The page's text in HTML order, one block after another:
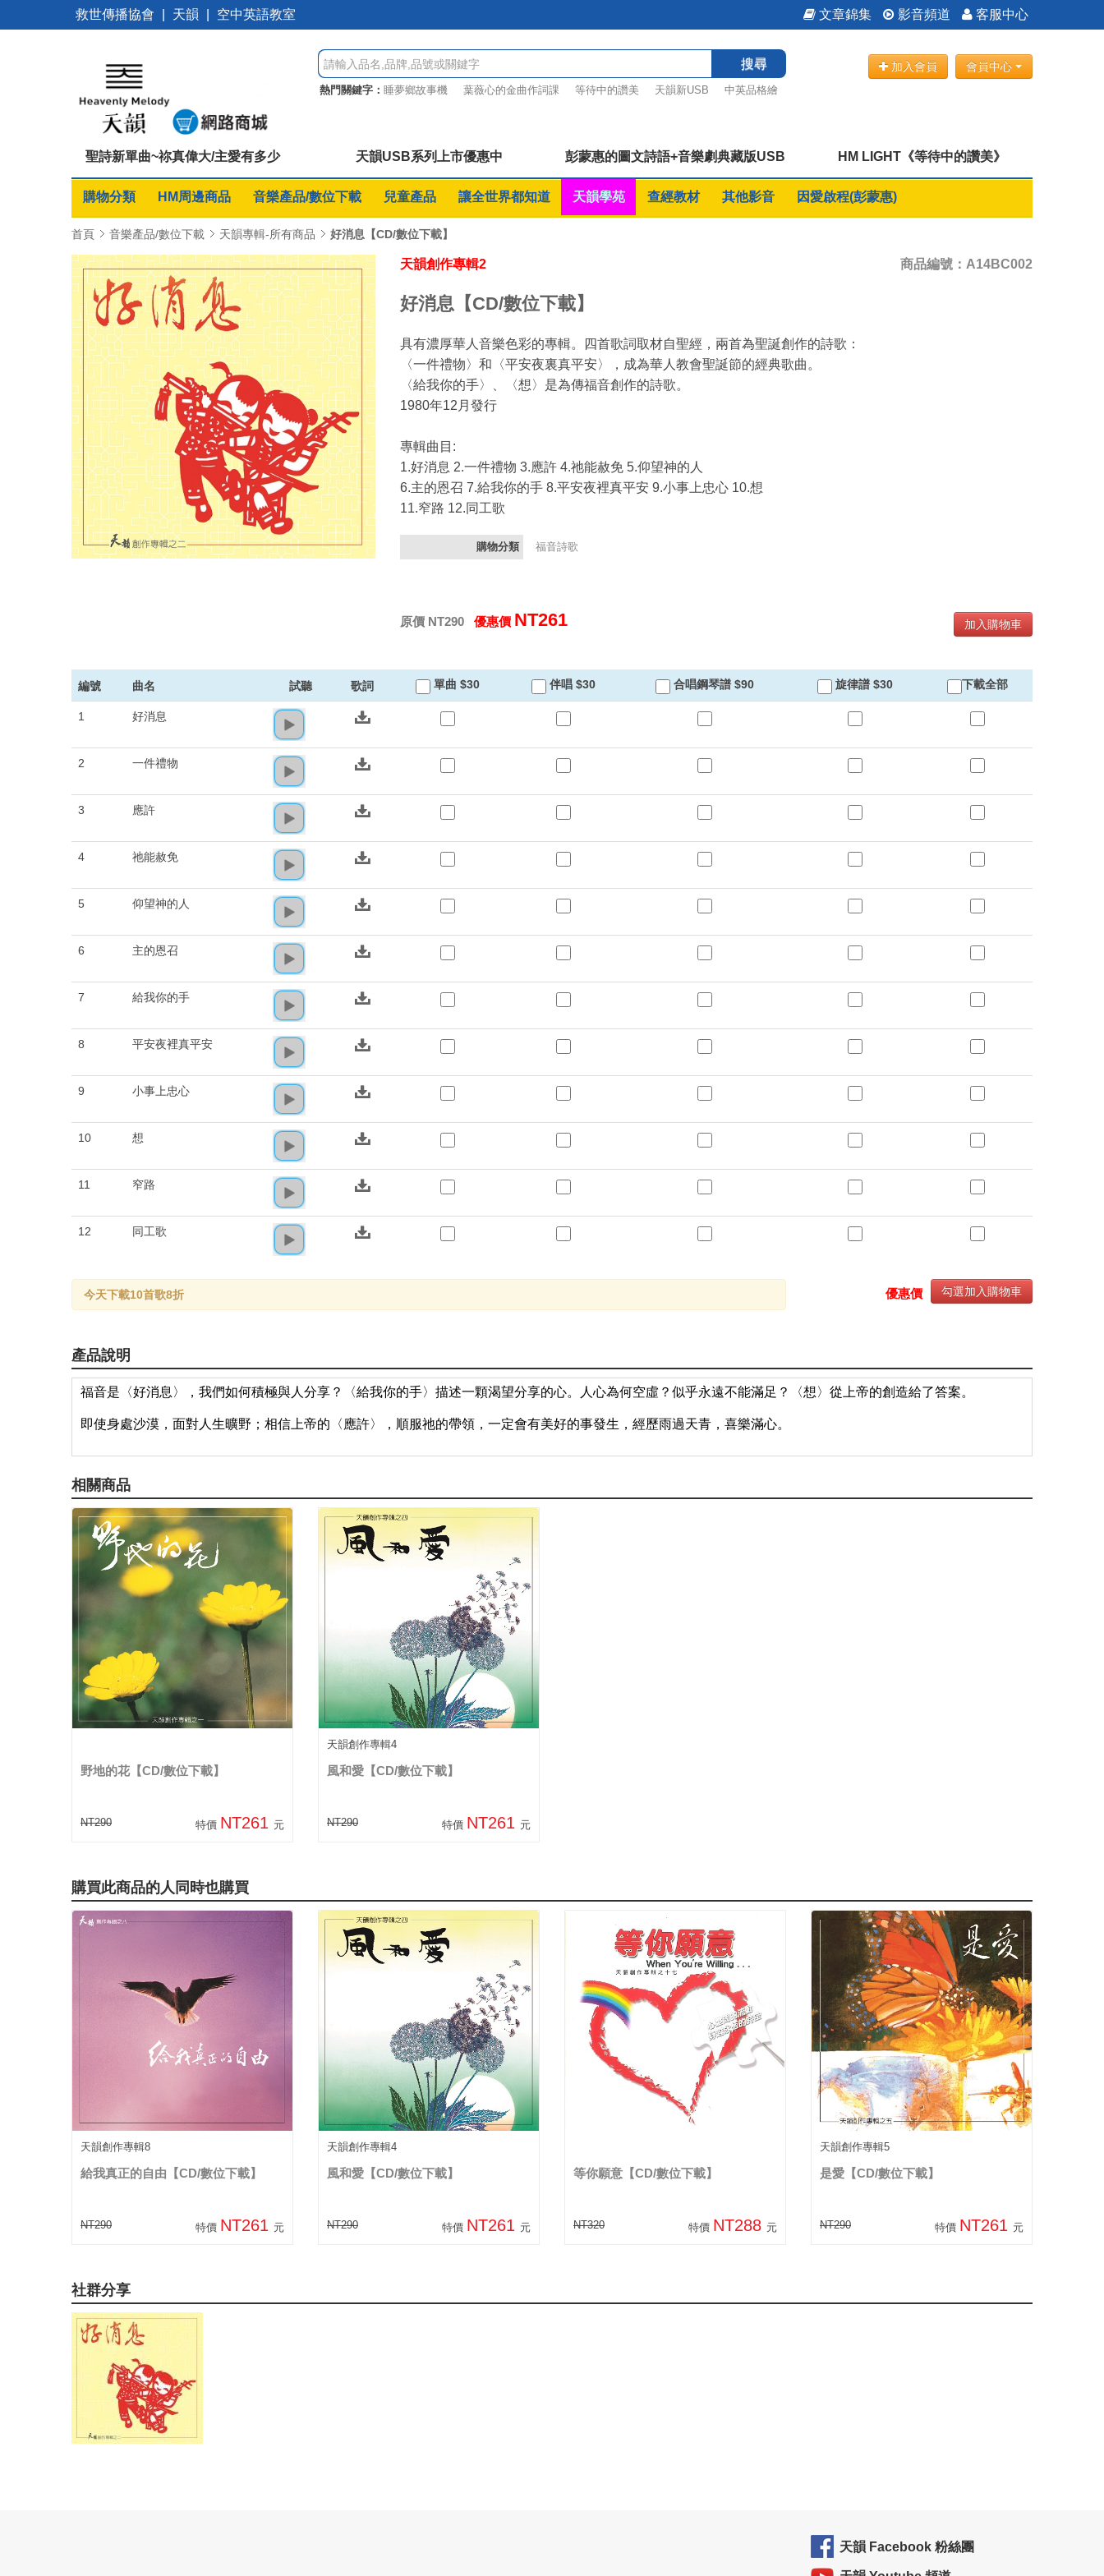
救世傳播協會 天韻 空中英語教室 文章錦集 影音頻道 客服中心
搜尋
熱門關鍵字： 睡夢鄉故事機 葉薇心的金曲作詞課 等待中的讚美 天韻新USB
中英品格繪
加入會員 會員中心
聖詩新單曲~祢真偉大/主愛有多少 天韻USB系列上市優惠中 彭蒙惠的圖文詩語+音樂劇典藏版USB HM LIGHT《等待中的讚美》
購物分類 HM周邊商品 音樂產品/數位下載 兒童產品 讓全世界都知道 天韻學苑 查經教材 其他影音 因愛啟程(彭蒙惠)
首頁 音樂產品/數位下載 天韻專輯-所有商品 好消息【CD/數位下載】
天韻創作專輯2 商品編號：A14BC002
好消息【CD/數位下載】
具有濃厚華人音樂色彩的專輯。四首歌詞取材自聖經，兩首為聖誕創作的詩歌：
〈一件禮物〉和〈平安夜裏真平安〉，成為華人教會聖誕節的經典歌曲。
〈給我你的手〉、〈想〉是為傳福音創作的詩歌。
1980年12月發行
專輯曲目:
1.好消息 2.一件禮物 3.應許 4.祂能赦免 5.仰望神的人
6.主的恩召 7.給我你的手 8.平安夜裡真平安 9.小事上忠心 10.想
11.窄路 12.同工歌
購物分類 福音詩歌
原價 NT290 優惠價 NT261 加入購物車
編號 曲名 試聽 歌詞 單曲 $30 伴唱 $30 合唱鋼琴譜 $90 旋律譜 $30 下載全部
1 好消息
2 一件禮物
3 應許
4 祂能赦免
5 仰望神的人
6 主的恩召
7 給我你的手
8 平安夜裡真平安
9 小事上忠心
10 想
11 窄路
12 同工歌
今天下載10首歌8折 勾選加入購物車
優惠價
產品說明
福音是〈好消息〉，我們如何積極與人分享？〈給我你的手〉描述一顆渴望分享的心。人心為何空虛？似乎永遠不能滿足？〈想〉從上帝的創造給了答案。
即使身處沙漠，面對人生曠野；相信上帝的〈應許〉，順服祂的帶領，一定會有美好的事發生，經歷雨過天青，喜樂滿心。
相關商品
野地的花【CD/數位下載】
NT290 特價 NT261 元
天韻創作專輯4
風和愛【CD/數位下載】
NT290 特價 NT261 元
購買此商品的人同時也購買
天韻創作專輯8
給我真正的自由【CD/數位下載】
NT290 特價 NT261 元
天韻創作專輯4
風和愛【CD/數位下載】
NT290 特價 NT261 元
等你願意【CD/數位下載】
NT320 特價 NT288 元
天韻創作專輯5
是愛【CD/數位下載】
NT290 特價 NT261 元
社群分享
天韻 Facebook 粉絲團